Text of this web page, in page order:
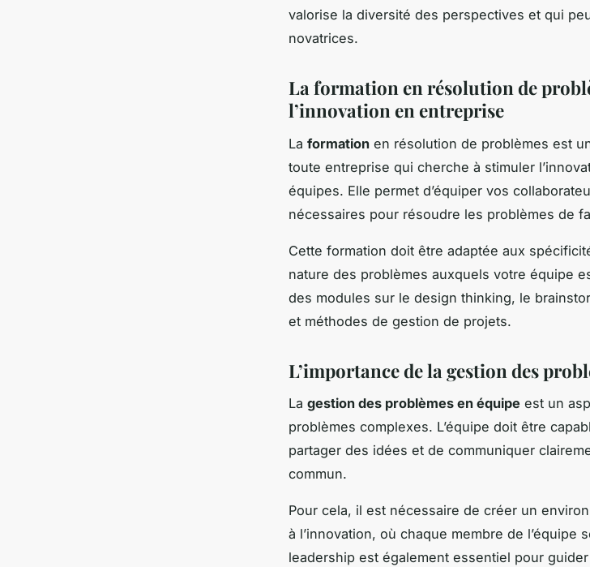
valorise la diversité des perspectives et qui
novatrices.
La formation en résolution de
l’innovation en entreprise
La formation en résolution de problèmes est
toute entreprise qui cherche à stimuler
équipes. Elle permet d’équiper vos
nécessaires pour résoudre les problèmes de
Cette formation doit être adaptée aux
nature des problèmes auxquels votre équipe
des modules sur le design thinking, le
et méthodes de gestion de projets.
L’importance de la gestion des
La gestion des problèmes en équipe est un
problèmes complexes. L’équipe doit être
partager des idées et de communiquer
commun.
Pour cela, il est nécessaire de créer un
à l’innovation, où chaque membre de l’équipe
leadership est également essentiel pour